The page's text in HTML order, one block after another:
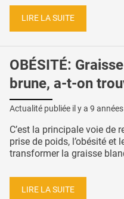
LIRE LA SUITE
OBÉSITÉ:
brune, a-t-on
Actualité publiée il y a 9
C’est la principale voie de
prise de poids, l’obésité et
transformer la graisse
LIRE LA SUITE